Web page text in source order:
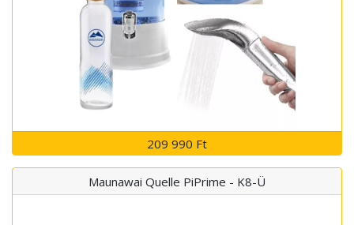
209 990 Ft
Maunawai Quelle PiPrime - K8-Ü